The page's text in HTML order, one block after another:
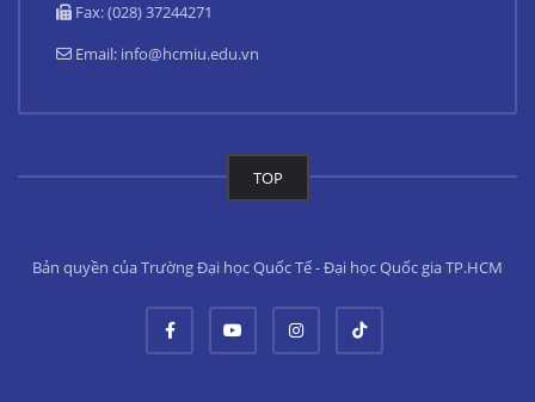
Fax: (028) 37244271
Email: info@hcmiu.edu.vn
TOP
Bản quyền của Trường Đại học Quốc Tế - Đại học Quốc gia TP.HCM